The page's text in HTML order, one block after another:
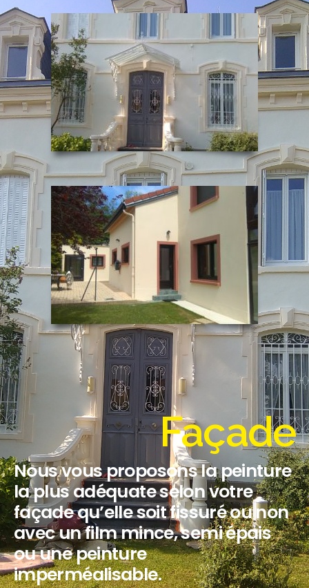
Façade
Nous vous proposons la peinture
la plus adéquate selon votre
façade qu’elle soit fissuré ou non
avec un film mince, semi épais
ou une peinture
imperméalisable.